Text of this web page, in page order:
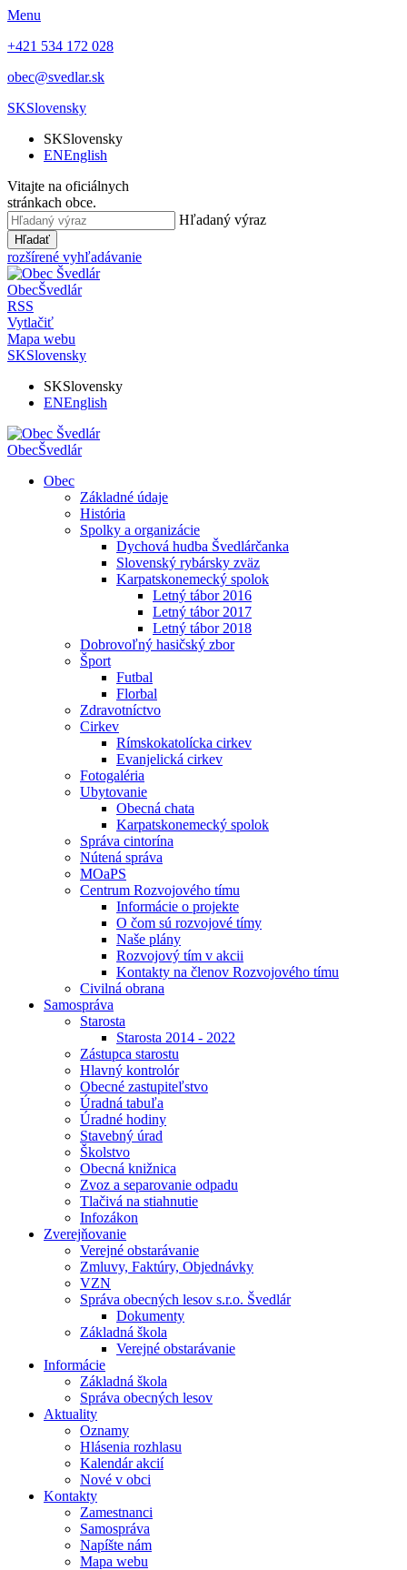
Menu
+421 534 172 028
obec@svedlar.sk
SKSlovensky
SKSlovensky
ENEnglish
Vitajte na oficiálnych
stránkach obce.
Hľadaný výraz
Hľadať
rozšírené vyhľadávanie
ObecŠvedlár
RSS
Vytlačiť
Mapa webu
SKSlovensky
SKSlovensky
ENEnglish
ObecŠvedlár
Obec
Základné údaje
História
Spolky a organizácie
Dychová hudba Švedlárčanka
Slovenský rybársky zväz
Karpatskonemecký spolok
Letný tábor 2016
Letný tábor 2017
Letný tábor 2018
Dobrovoľný hasičský zbor
Šport
Futbal
Florbal
Zdravotníctvo
Cirkev
Rímskokatolícka cirkev
Evanjelická cirkev
Fotogaléria
Ubytovanie
Obecná chata
Karpatskonemecký spolok
Správa cintorína
Nútená správa
MOaPS
Centrum Rozvojového tímu
Informácie o projekte
O čom sú rozvojové tímy
Naše plány
Rozvojový tím v akcii
Kontakty na členov Rozvojového tímu
Civilná obrana
Samospráva
Starosta
Starosta 2014 - 2022
Zástupca starostu
Hlavný kontrolór
Obecné zastupiteľstvo
Úradná tabuľa
Úradné hodiny
Stavebný úrad
Školstvo
Obecná knižnica
Zvoz a separovanie odpadu
Tlačivá na stiahnutie
Infozákon
Zverejňovanie
Verejné obstarávanie
Zmluvy, Faktúry, Objednávky
VZN
Správa obecných lesov s.r.o. Švedlár
Dokumenty
Základná škola
Verejné obstarávanie
Informácie
Základná škola
Správa obecných lesov
Aktuality
Oznamy
Hlásenia rozhlasu
Kalendár akcií
Nové v obci
Kontakty
Zamestnanci
Samospráva
Napíšte nám
Mapa webu